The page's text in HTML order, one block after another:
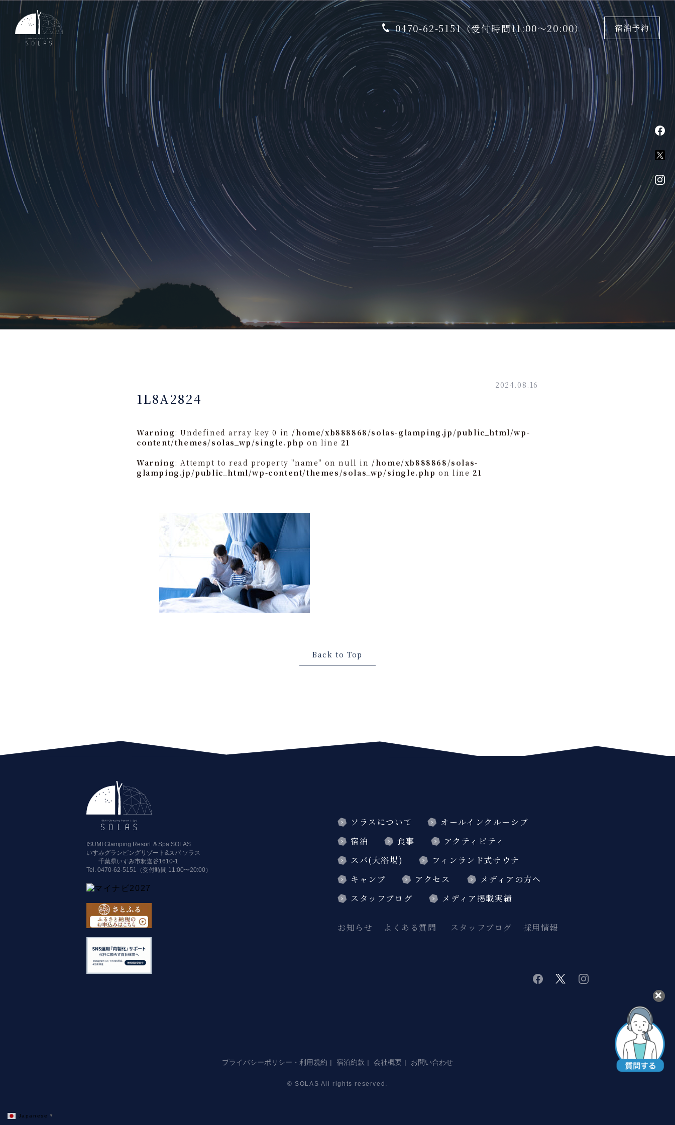
0470-62-5151（受付時間11:00〜20:00） 宿泊予約
2024.08.16
1L8A2824
Warning: Undefined array key 0 in /home/xb888868/solas-glamping.jp/public_html/wp-
content/themes/solas_wp/single.php on line 21
Warning: Attempt to read property "name" on null in /home/xb888868/solas-
glamping.jp/public_html/wp-content/themes/solas_wp/single.php on line 21
Back to Top
ISUMI Glamping Resort ＆Spa SOLAS
いすみグランピングリゾート&スパ ソラス
千葉県いすみ市釈迦谷1610-1
Tel. 0470-62-5151（受付時間 11:00〜20:00）
ソラスについて
オールインクルーシブ
宿泊
食事
アクティビティ
スパ(大浴場)
フィンランド式サウナ
キャンプ
アクセス
メディアの方へ
スタッフブログ
メディア掲載実績
お知らせ よくある質問 スタッフブログ 採用情報
facebook
twitterinstagram
プライバシーポリシー・利用規約 宿泊約款 会社概要 お問い合わせ
© SOLAS All rights reserved.
Japanese ▼